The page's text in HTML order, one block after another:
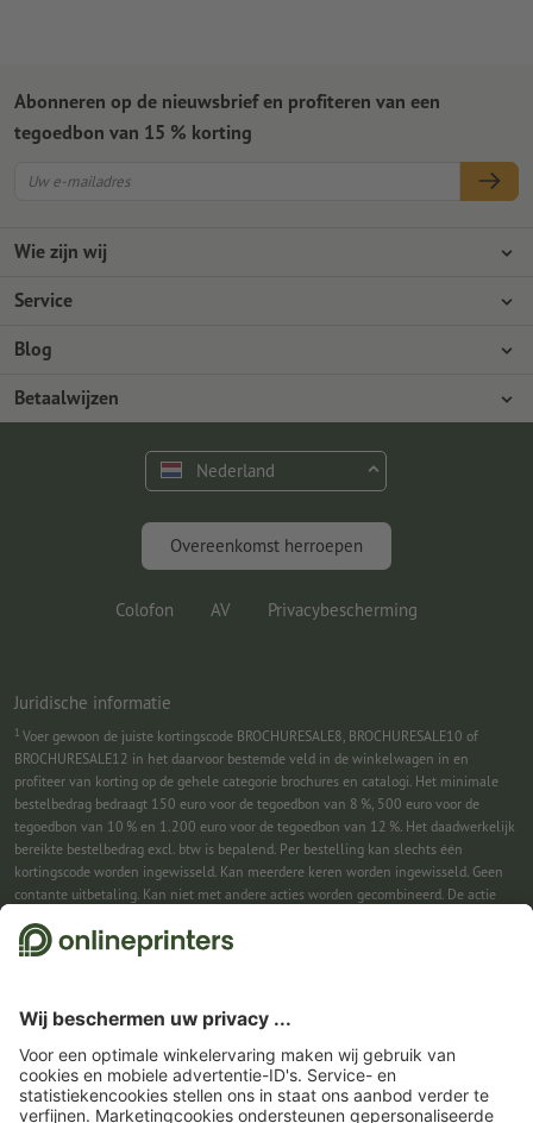
Wie zijn wij
Ondernemingen
Milieubescherming
Service
Betaalwijzen
Verzending
Premium programma
Blog
Photoshop-tutorials
Gratis lettertypes en fonts
Marketing en insights
Betaalwijzen
Abonneren op de nieuwsbrief en profiteren van een
tegoedbon van 15 % korting
Nederland
Overeenkomst herroepen
Colofon AV Privacybescherming
Juridische informatie
1 Voer gewoon de juiste kortingscode BROCHURESALE8, BROCHURESALE10 of
BROCHURESALE12 in het daarvoor bestemde veld in de winkelwagen in en
profiteer van korting op de gehele categorie brochures en catalogi. Het minimale
bestelbedrag bedraagt 150 euro voor de tegoedbon van 8 %, 500 euro voor de
tegoedbon van 10 % en 1.200 euro voor de tegoedbon van 12 %. Het daadwerkelijk
bereikte bestelbedrag excl. btw is bepalend. Per bestelling kan slechts één
kortingscode worden ingewisseld. Kan meerdere keren worden ingewisseld. Geen
contante uitbetaling. Kan niet met andere acties worden gecombineerd. De actie
2Je ontvangst eerst een e-mail waarin je de aanmelding voor de nieuwsbrief
ingewisseld. Geen minimumbestelwaarde. Maximale hoogte van de korting: € 150
van de bestelwaarde (netto). Geen contante uitbetaling. Kan niet worden
gecombineerd met andere acties of kortingscodes.De tegoedbon is na ontvangst
zes weken geldig.